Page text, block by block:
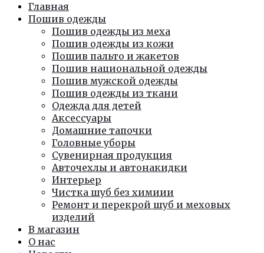
Главная
Пошив одежды
Пошив одежды из меха
Пошив одежды из кожи
Пошив пальто и жакетов
Пошив национальной одежды
Пошив мужской одежды
Пошив одежды из ткани
Одежда для детей
Аксессуары
Домашние тапочки
Головные уборы
Сувенирная продукция
Авточехлы и автонакидки
Интерьер
Чистка шуб без химиии
Ремонт и перекрой шуб и меховых
изделий
В магазин
О нас